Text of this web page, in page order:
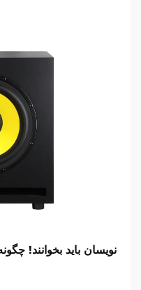
نویسان باید بخوانند!